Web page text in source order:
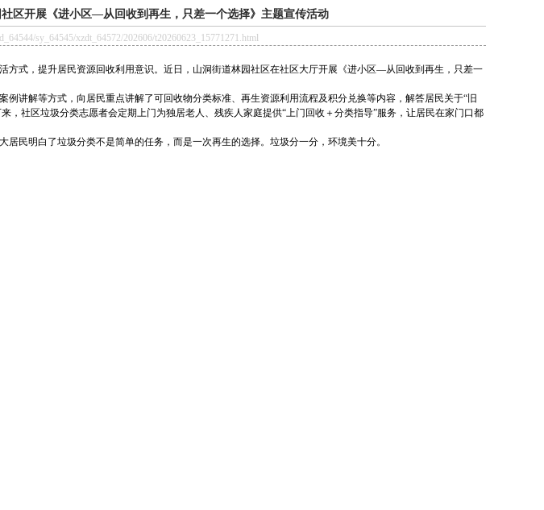
区开展《进小区—从回收到再生，只差一个选择》主题宣传活动
sy_64545/xzdt_64572/202606/t20260623_15771271.html
方式，提升居民资源回收利用意识。近日，山洞街道林园社区在社区大厅开展《进小区—从回收到再生，只差一
例讲解等方式，向居民重点讲解了可回收物分类标准、再生资源利用流程及积分兑换等内容，解答居民关于“旧
，社区垃圾分类志愿者会定期上门为独居老人、残疾人家庭提供“上门回收＋分类指导”服务，让居民在家门口都
居民明白了垃圾分类不是简单的任务，而是一次再生的选择。垃圾分一分，环境美十分。